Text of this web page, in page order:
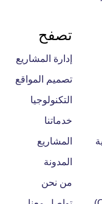
تصفح
إدارة المشاريع
تصميم المواقع
التكنولوجيا
خدماتنا
المشاريع
المدونة
من نحن